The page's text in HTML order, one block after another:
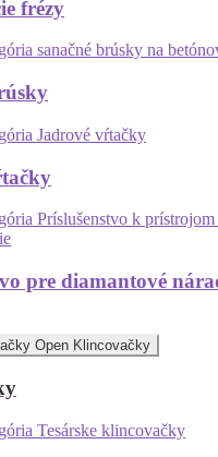
frézy
pre diamantové
Open Klincovačky